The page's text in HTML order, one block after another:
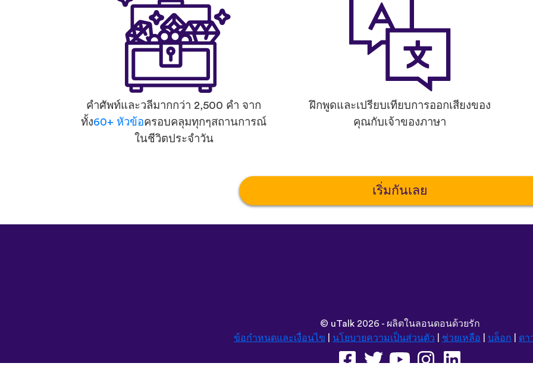
คำศัพท์และวลีมากกว่า 2,500 คำ จาก
ทั้ง60+ หัวข้อครอบคลุมทุกๆสถานการณ์
ในชีวิตประจำวัน
ฝึกพูดและเปรียบเทียบการออกเสียงของ
คุณกับเจ้าของภาษา
เริ่มกันเลย
© uTalk2026 - ผลิตในลอนดอนด้วยรัก
ข้อกำหนดและเงื่อนไข
นโยบายความเป็นส่วนตัว ช่วยเหลือ บล็อก ดา